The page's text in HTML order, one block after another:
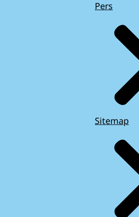
Pers
Sitemap